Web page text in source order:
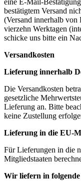
eine E-Mail-
bestätigtem Versand
(Versand innerhalb
vierzehn Werktagen
schicke uns bitte ein
Versandkosten
Lieferung innerhalb
Die Versandkosten
gesetzliche
Lieferung an. Bitte
keine Zustellung
Lieferung in die EU-
Für Lieferungen in die
Mitgliedstaaten
Wir liefern in